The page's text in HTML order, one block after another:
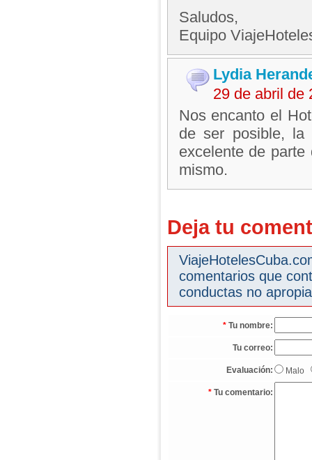
Saludos,
Equipo
Lydia
29 de abril de
Nos encanto el
de ser posible,
excelente de
mismo.
Deja tu
comentarios que
conductas no
* Tu nombre:
Tu correo:
Evaluación: Malo
* Tu comentario: